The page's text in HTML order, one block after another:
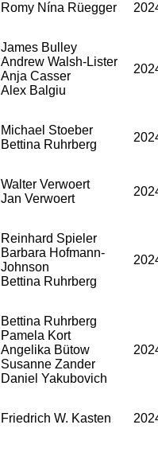
Romy Nína Rüegger
James Bulley
Andrew Walsh-Lister
Anja Casser
Alex Balgiu
Michael Stoeber
Bettina Ruhrberg
Walter Verwoert
Jan Verwoert
Reinhard Spieler
Barbara Hofmann-
Johnson
Bettina Ruhrberg
Bettina Ruhrberg
Pamela Kort
Angelika Bütow
Susanne Zander
Daniel Yakubovich
Friedrich W. Kasten